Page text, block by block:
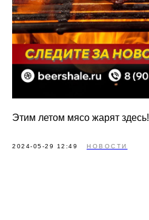
Этим летом мясо жарят здесь!
2024-05-29 12:49 НОВОСТИ